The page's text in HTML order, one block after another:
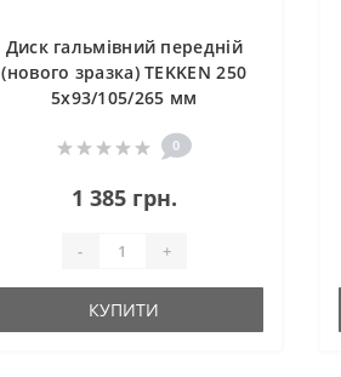
Диск гальмівний передній
(нового зразка) TEKKEN 250
5x93/105/265 мм
0
1 385 грн.
- +
КУПИТИ